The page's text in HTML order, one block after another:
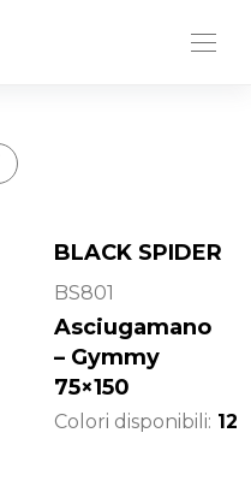
BLACK SPIDER
BS801
Asciugamano
– Gymmy
75×150
Colori disponibili: 12